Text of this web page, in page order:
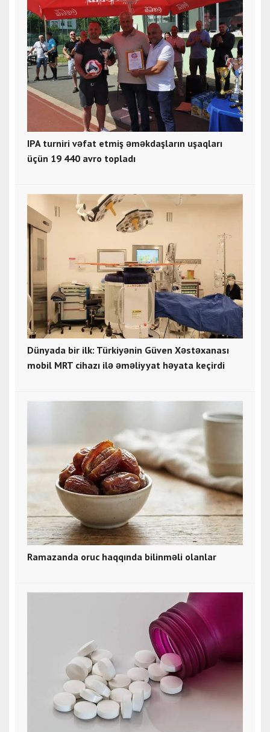
IPA turniri vəfat etmiş əməkdaşların uşaqları
üçün 19 440 avro topladı
Dünyada bir ilk: Türkiyənin Güven Xəstəxanası
mobil MRT cihazı ilə əməliyyat həyata keçirdi
Ramazanda oruc haqqında bilinməli olanlar